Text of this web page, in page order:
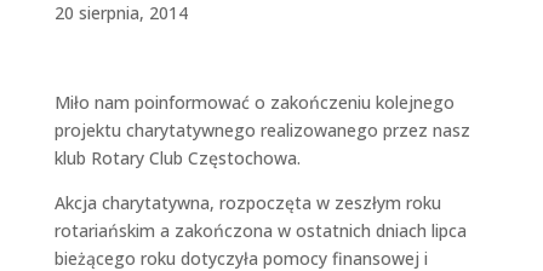
20 sierpnia, 2014
Miło nam poinformować o zakończeniu kolejnego
projektu charytatywnego realizowanego przez nasz
klub Rotary Club Częstochowa.
Akcja charytatywna, rozpoczęta w zeszłym roku
rotariańskim a zakończona w ostatnich dniach lipca
bieżącego roku dotyczyła pomocy finansowej i